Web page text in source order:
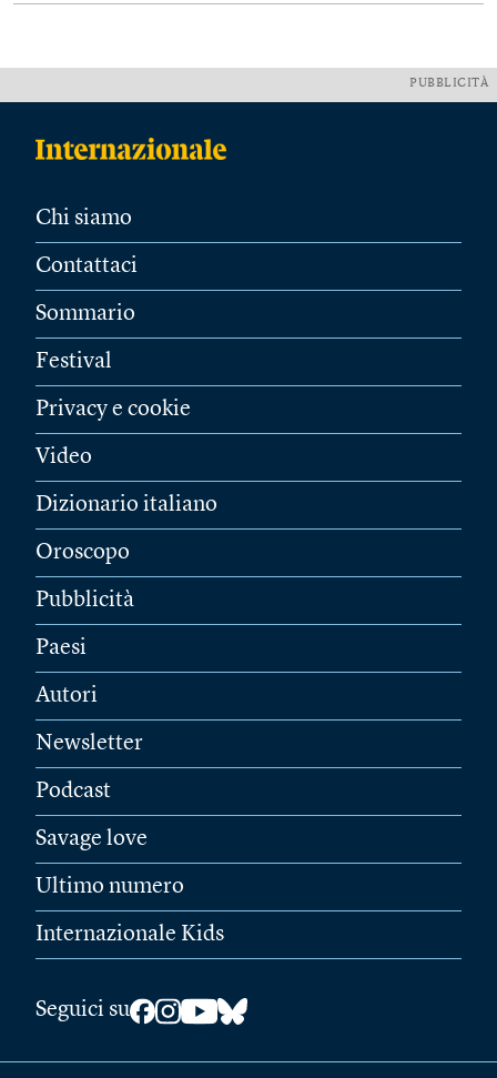
PUBBLICITÀ
Chi siamo
Contattaci
Sommario
Festival
Privacy e cookie
Video
Dizionario italiano
Oroscopo
Pubblicità
Paesi
Autori
Newsletter
Podcast
Savage love
Ultimo numero
Internazionale Kids
Seguici su